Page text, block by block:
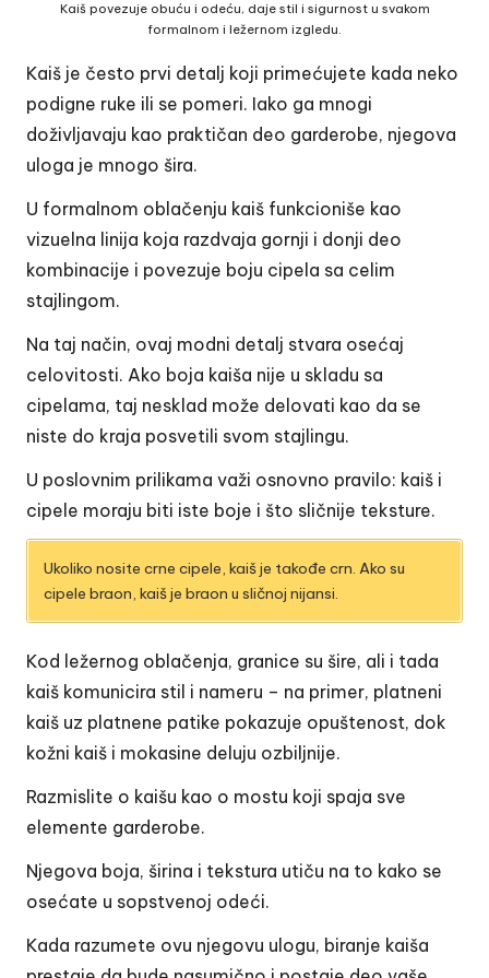
Kaiš povezuje obuću i odeću, daje stil i sigurnost u svakom
formalnom i ležernom izgledu.
Kaiš je često prvi detalj koji primećujete kada neko
podigne ruke ili se pomeri. Iako ga mnogi
doživljavaju kao praktičan deo garderobe, njegova
uloga je mnogo šira.
U formalnom oblačenju kaiš funkcioniše kao
vizuelna linija koja razdvaja gornji i donji deo
kombinacije i povezuje boju cipela sa celim
stajlingom.
Na taj način, ovaj modni detalj stvara osećaj
celovitosti. Ako boja kaiša nije u skladu sa
cipelama, taj nesklad može delovati kao da se
niste do kraja posvetili svom stajlingu.
U poslovnim prilikama važi osnovno pravilo: kaiš i
cipele moraju biti iste boje i što sličnije teksture.
Ukoliko nosite crne cipele, kaiš je takođe crn. Ako su
cipele braon, kaiš je braon u sličnoj nijansi.
Kod ležernog oblačenja, granice su šire, ali i tada
kaiš komunicira stil i nameru – na primer, platneni
kaiš uz platnene patike pokazuje opuštenost, dok
kožni kaiš i mokasine deluju ozbiljnije.
Razmislite o kaišu kao o mostu koji spaja sve
elemente garderobe.
Njegova boja, širina i tekstura utiču na to kako se
osećate u sopstvenoj odeći.
Kada razumete ovu njegovu ulogu, biranje kaiša